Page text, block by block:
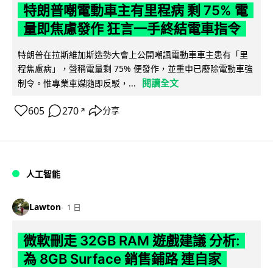
特朗普嘲電動車主有里程病 剩 75% 電
量即焦慮發作 狂言一手終結電車指令
特朗普在拉斯維加斯造勢大會上公開嘲諷電動車車主患有「里
程焦慮病」，聲稱電量剩 75% 便發作，並重申已廢除電動車強
制令。惟專業車媒隨即反駁，...
閱讀全文
605 270 ↗ 分享
人工智能
Lawton 1 日
微軟刪走 32GB RAM 遊戲建議 分析:
為 8GB Surface 銷售鋪路 連自家